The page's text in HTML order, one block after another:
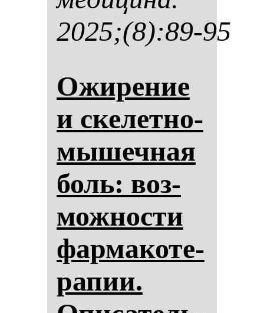
2025;(8):89-95
Ожи­ре­ние
и ске­лет­но-
мы­шеч­ная
боль: воз­
мож­нос­ти
фар­ма­ко­те­
ра­пии.